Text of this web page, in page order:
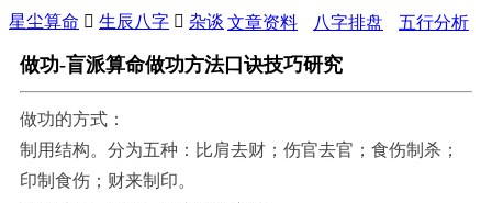
星尘算命  生辰八字  杂谈 文章资料 八字排盘 五行分析
做功-盲派算命做功方法口诀技巧研究
做功的方式：
制用结构。分为五种：比肩去财；伤官去官；食伤制杀；
印制食伤；财来制印。